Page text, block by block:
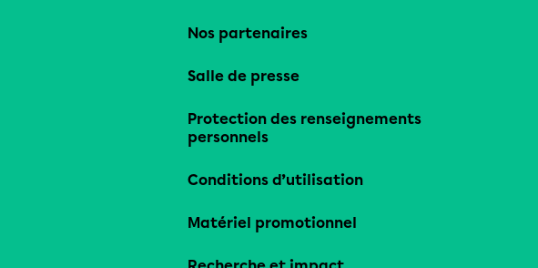
Nos partenaires
Salle de presse
Protection des renseignements
personnels
Conditions d’utilisation
Matériel promotionnel